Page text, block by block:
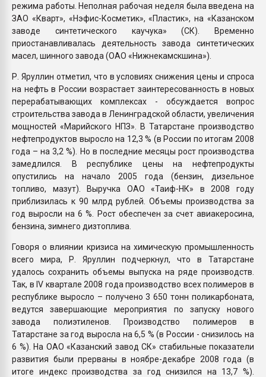
режима работы. Неполная рабочая неделя была введена на
ЗАО «Кварт», «Нэфис-Косметик», «Пластик», на «Казанском
заводе синтетического каучука» (СК). Временно
приостанавливалась деятельность завода синтетических
масел, шинного завода (ОАО «Нижнекамскшина»).
Р. Яруллин отметил, что в условиях снижения цены и спроса
на нефть в России возрастает заинтересованность в новых
перерабатывающих комплексах - обсуждается вопрос
строительства завода в Ленинградской области, увеличения
мощностей «Марийского НПЗ». В Татарстане производство
нефтепродуктов выросло на 12,3 % (в России по итогам 2008
года – на 3,2 %). Но в последние месяцы рост производства
замедлился. В республике цены на нефтепродукты
опустились на начало 2005 года (бензин, дизельное
топливо, мазут). Выручка ОАО «Таиф-НК» в 2008 году
приблизилась к 90 млрд рублей. Объемы производства за
год выросли на 6 %. Рост обеспечен за счет авиакеросина,
бензина, зимнего дизтоплива.
Говоря о влиянии кризиса на химическую промышленность
всего мира, Р. Яруллин подчеркнул, что в Татарстане
удалось сохранить объемы выпуска на ряде производств.
Так, в IV квартале 2008 года производство всех полимеров в
республике выросло – получено 3 650 тонн поликарбоната,
ведутся завершающие мероприятия по запуску нового
завода полиэтиленов. Производство полимеров в
Татарстане за год выросла на 6,5 % (в России - снизилось на
6 %). На ОАО «Казанский завод СК» стабильные показатели
развития были прерваны в ноябре-декабре 2008 года (в
итоге индекс производства за год снизился на 13,7 %).